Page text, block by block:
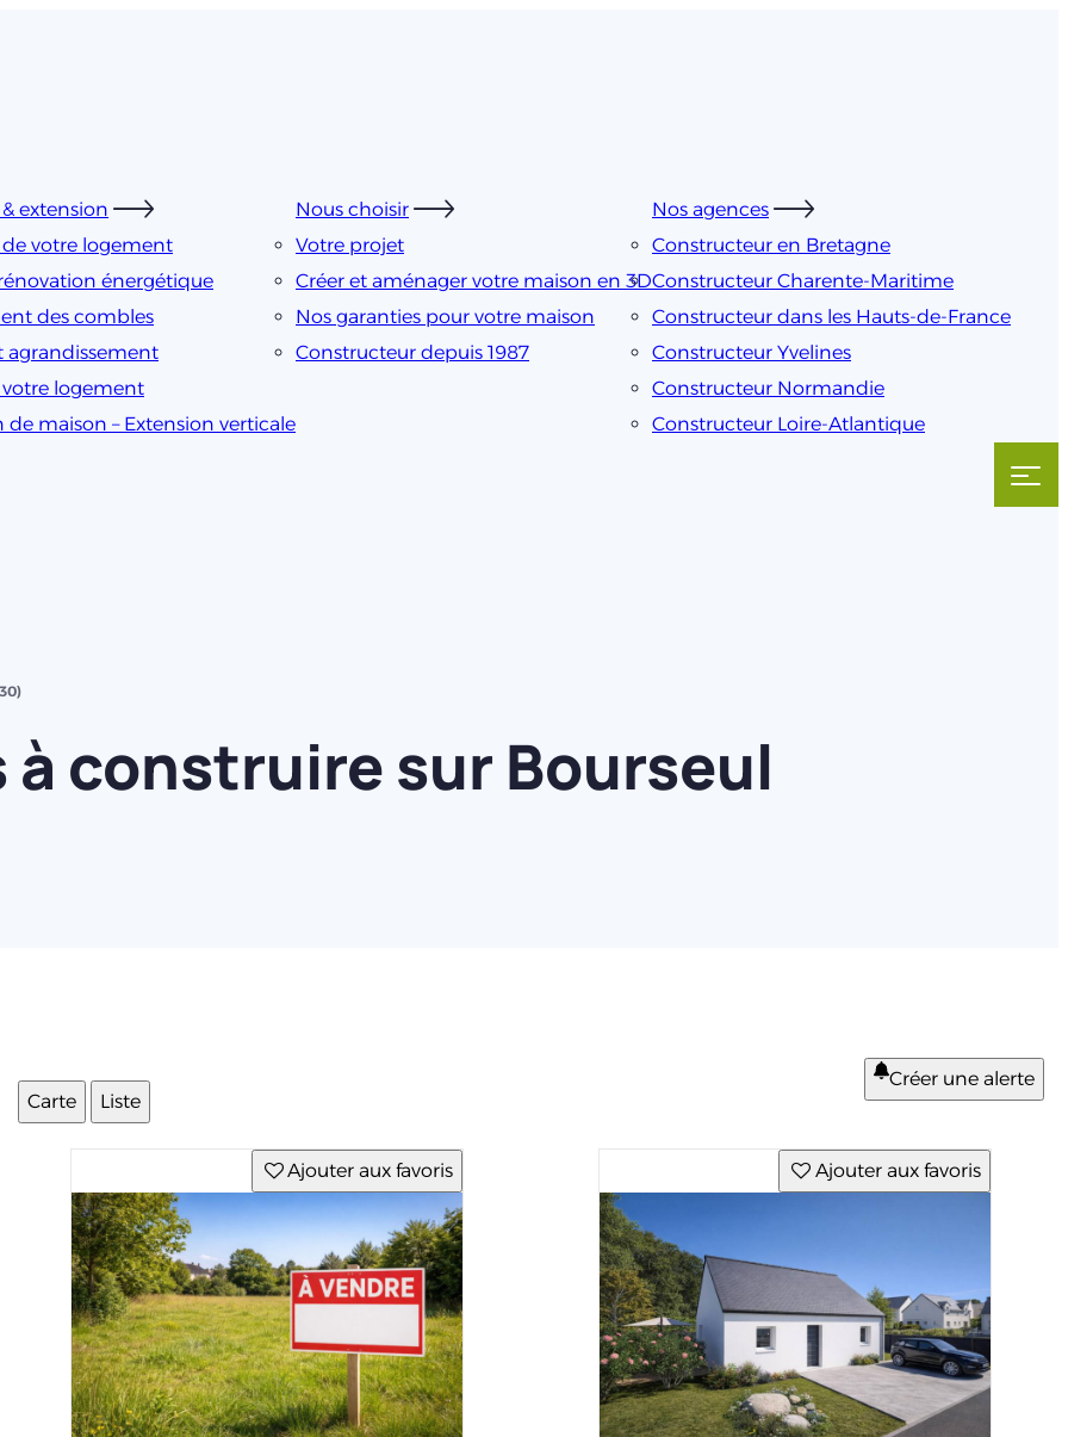
extension
votre logement
énergétique
des combles
agrandissement
logement
de maison – Extension verticale
Nous choisir
Votre projet
Créer et aménager votre maison en 3D
Nos garanties pour votre maison
Constructeur depuis 1987
Nos agences
Constructeur en Bretagne
Constructeur Charente-Maritime
Constructeur dans les Hauts-de-France
Constructeur Yvelines
Constructeur Normandie
Constructeur Loire-Atlantique
à construire sur Bourseul
Carte Liste
Créer une alerte
Ajouter aux favoris Ajouter aux favoris